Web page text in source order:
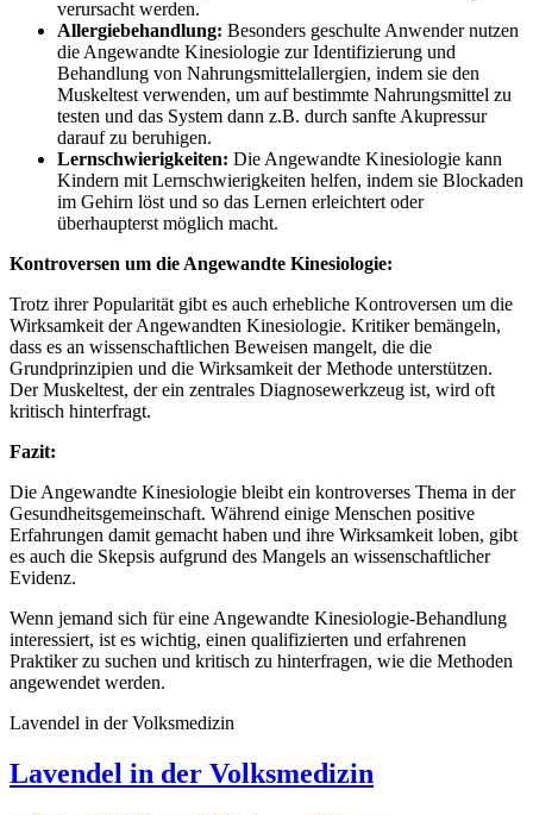
verursacht werden.
Allergiebehandlung: Besonders geschulte Anwender nutzen
die Angewandte Kinesiologie zur Identifizierung und
Behandlung von Nahrungsmittelallergien, indem sie den
Muskeltest verwenden, um auf bestimmte Nahrungsmittel zu
testen und das System dann z.B. durch sanfte Akupressur
darauf zu beruhigen.
Lernschwierigkeiten: Die Angewandte Kinesiologie kann
Kindern mit Lernschwierigkeiten helfen, indem sie Blockaden
im Gehirn löst und so das Lernen erleichtert oder
überhaupterst möglich macht.
Kontroversen um die Angewandte Kinesiologie:
Trotz ihrer Popularität gibt es auch erhebliche Kontroversen um die
Wirksamkeit der Angewandten Kinesiologie. Kritiker bemängeln,
dass es an wissenschaftlichen Beweisen mangelt, die die
Grundprinzipien und die Wirksamkeit der Methode unterstützen.
Der Muskeltest, der ein zentrales Diagnosewerkzeug ist, wird oft
kritisch hinterfragt.
Fazit:
Die Angewandte Kinesiologie bleibt ein kontroverses Thema in der
Gesundheitsgemeinschaft. Während einige Menschen positive
Erfahrungen damit gemacht haben und ihre Wirksamkeit loben, gibt
es auch die Skepsis aufgrund des Mangels an wissenschaftlicher
Evidenz.
Wenn jemand sich für eine Angewandte Kinesiologie-Behandlung
interessiert, ist es wichtig, einen qualifizierten und erfahrenen
Praktiker zu suchen und kritisch zu hinterfragen, wie die Methoden
angewendet werden.
Lavendel in der Volksmedizin
Lavendel in der Volksmedizin